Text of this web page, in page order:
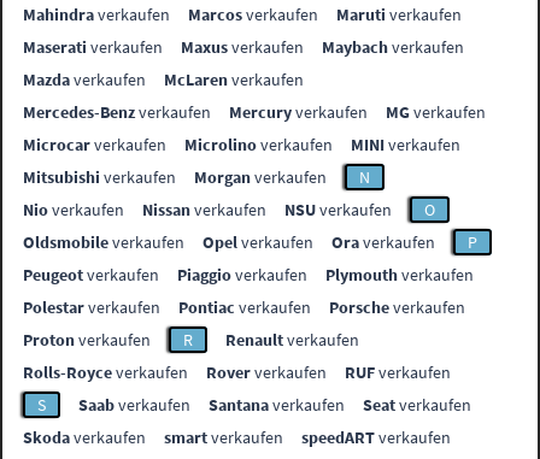
Mahindraverkaufen Marcosverkaufen Maruti verkaufen
Maserati verkaufen Maxusverkaufen Maybachverkaufen
Mazdaverkaufen McLarenverkaufen
Mercedes-Benzverkaufen Mercuryverkaufen MGverkaufen
Microcarverkaufen Microlinoverkaufen MINIverkaufen
Mitsubishi verkaufen Morganverkaufen
N
Nioverkaufen Nissanverkaufen NSUverkaufen
O
Oldsmobileverkaufen Opelverkaufen Oraverkaufen
P
Peugeotverkaufen Piaggioverkaufen Plymouthverkaufen
Polestarverkaufen Pontiac verkaufen Porscheverkaufen
Protonverkaufen R Renaultverkaufen
Rolls-Royceverkaufen Roververkaufen RUFverkaufen
S
Saabverkaufen Santanaverkaufen Seatverkaufen
Skodaverkaufen smartverkaufen speedARTverkaufen